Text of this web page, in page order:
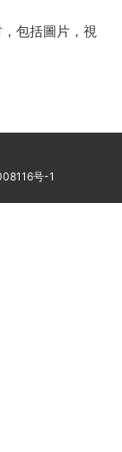
包括圖片，視
号-1